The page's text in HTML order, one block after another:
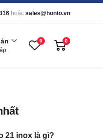
hoặc sales@honto.vn
0 0
21 inox là gì?